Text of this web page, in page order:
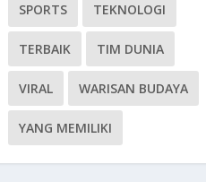
SPORTS TEKNOLOGI
TERBAIK TIM DUNIA
VIRAL WARISAN BUDAYA
YANG MEMILIKI